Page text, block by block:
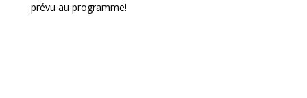
prévu au programme!